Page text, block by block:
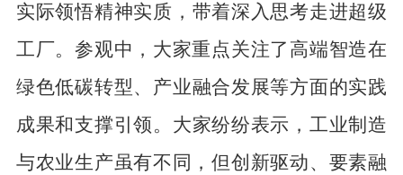
实际领悟精神实质， 带着深入思考走进超级
工厂。参观中，大家重点关注了高端智造在
绿色低碳转型、产业融合发展等方面的实践
成果和支撑引领。大家纷纷表示，工业制造
与农业生产虽有不同，但创新驱动、 要素融